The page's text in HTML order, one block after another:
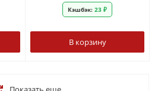
Кэшбэк: 23 ₽
В корзину